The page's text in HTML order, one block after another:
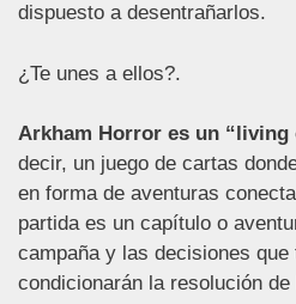
dispuesto a desentrañarlos.
¿Te unes a ellos?.
Arkham Horror es un “living
decir, un juego de cartas
en forma de aventuras
partida es un capítulo o
campaña y las decisiones
condicionarán la resolución